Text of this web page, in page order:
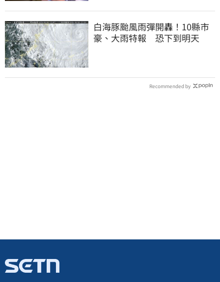
白海豚颱風雨彈開轟！10縣市
豪、大雨特報 恐下到明天
Recommended by